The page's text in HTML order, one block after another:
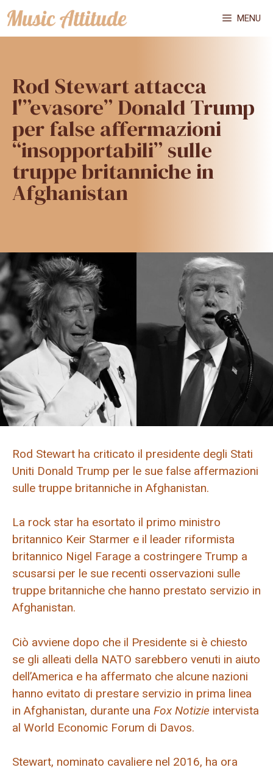
Vai
al
MENU
Rod Stewart attacca
l'”evasore” Donald Trump
per false affermazioni
“insopportabili” sulle
truppe britanniche in
Afghanistan
Rod Stewart ha criticato il presidente degli Stati
Uniti Donald Trump per le sue false affermazioni
sulle truppe britanniche in Afghanistan.
La rock star ha esortato il primo ministro
britannico Keir Starmer e il leader riformista
britannico Nigel Farage a costringere Trump a
scusarsi per le sue recenti osservazioni sulle
truppe britanniche che hanno prestato servizio in
Afghanistan.
Ciò avviene dopo che il Presidente si è chiesto
se gli alleati della NATO sarebbero venuti in aiuto
dell’America e ha affermato che alcune nazioni
hanno evitato di prestare servizio in prima linea
in Afghanistan, durante una Fox Notizie intervista
al World Economic Forum di Davos.
Stewart, nominato cavaliere nel 2016, ha ora